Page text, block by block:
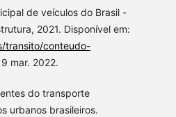
de veículos do Brasil -
2021. Disponível em:
transito/conteudo-
mar. 2022.
do transporte
urbanos brasileiros.